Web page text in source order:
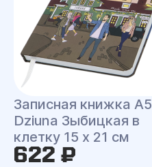
Записная книжка A5
Dziuna Зыбицкая в
клетку 15 x 21 см
622 ₽